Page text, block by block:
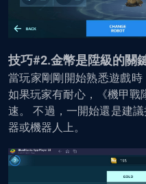
技巧#2.金幣是陞級的關
當玩家剛剛開始熟悉遊戲時
如果玩家有耐心，《機甲戰
速。 不過，一開始還是建
器或機器人上。